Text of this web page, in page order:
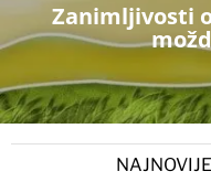
Zanimljivosti